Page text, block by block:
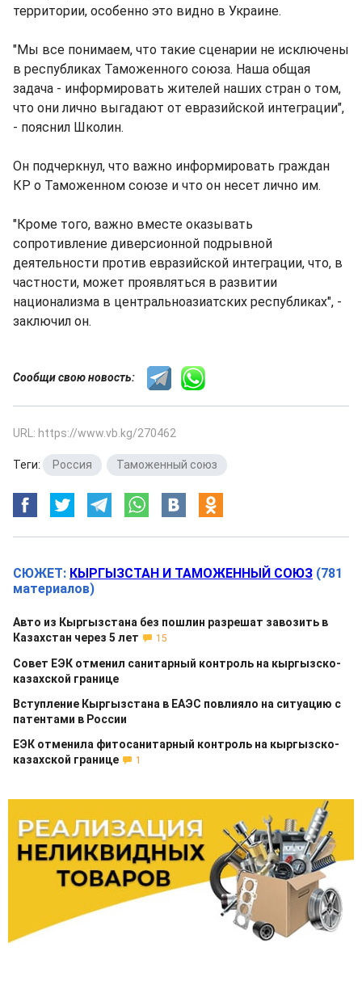
территории, особенно это видно в Украине.
"Мы все понимаем, что такие сценарии не исключены
в республиках Таможенного союза. Наша общая
задача - информировать жителей наших стран о том,
что они лично выгадают от евразийской интеграции",
- пояснил Школин.
Он подчеркнул, что важно информировать граждан
КР о Таможенном союзе и что он несет лично им.
"Кроме того, важно вместе оказывать
сопротивление диверсионной подрывной
деятельности против евразийской интеграции, что, в
частности, может проявляться в развитии
национализма в центральноазиатских республиках", -
заключил он.
Сообщи свою новость:
URL: https://www.vb.kg/270462
Теги: Россия Таможенный союз
СЮЖЕТ: КЫРГЫЗСТАН И ТАМОЖЕННЫЙ СОЮЗ (781
материалов)
Авто из Кыргызстана без пошлин разрешат завозить в
Казахстан через 5 лет
15
Совет ЕЭК отменил санитарный контроль на кыргызско-
казахской границе
Вступление Кыргызстана в ЕАЭС повлияло на ситуацию с
патентами в России
ЕЭК отменила фитосанитарный контроль на кыргызско-
казахской границе
1